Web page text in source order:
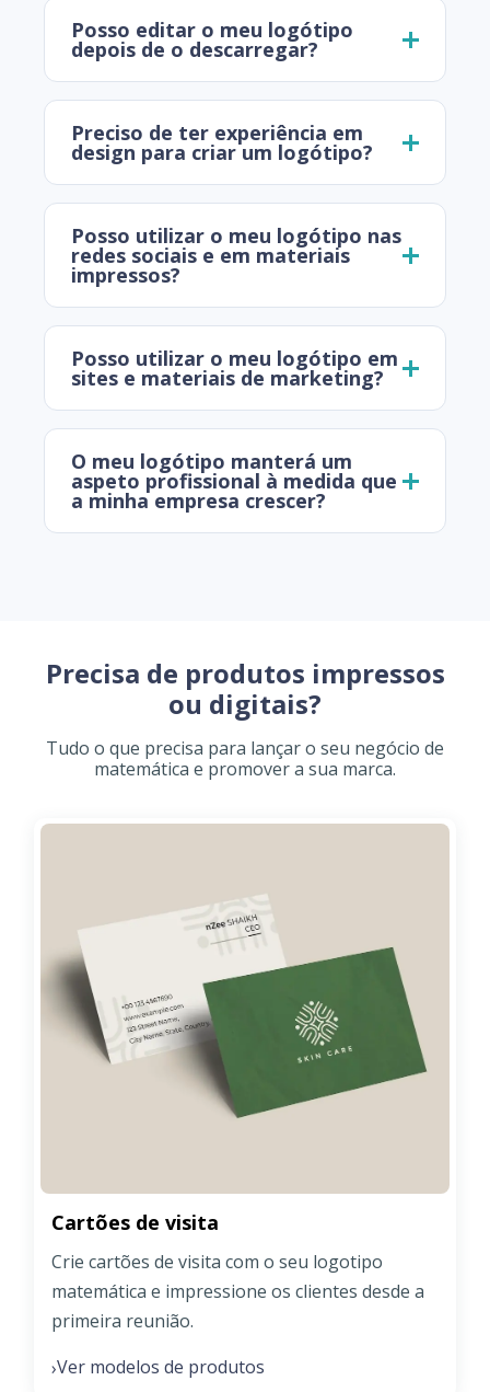
Posso editar o meu logótipo
depois de o descarregar?
Preciso de ter experiência em
design para criar um logótipo?
Posso utilizar o meu logótipo nas
redes sociais e em materiais
impressos?
Posso utilizar o meu logótipo em
sites e materiais de marketing?
O meu logótipo manterá um
aspeto profissional à medida que
a minha empresa crescer?
Precisa de produtos impressos
ou digitais?
Tudo o que precisa para lançar o seu negócio de
matemática e promover a sua marca.
Cartões de visita
Crie cartões de visita com o seu logotipo
matemática e impressione os clientes desde a
primeira reunião.
›Ver modelos de produtos